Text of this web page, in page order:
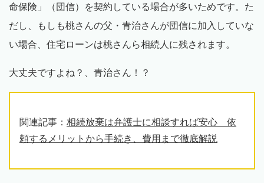
命保険」（団信）を契約している場合が多いためです。た
だし、もしも桃さんの父・青治さんが団信に加入していな
い場合、住宅ローンは桃さんら相続人に残されます。
大丈夫ですよね？、青治さん！？
関連記事： 相続放棄は弁護士に相談すれば安心 依
頼するメリットから手続き、費用まで徹底解説